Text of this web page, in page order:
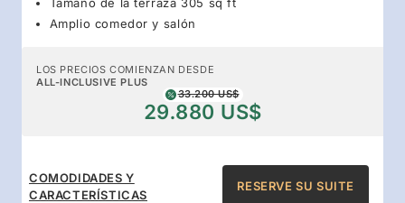
Amplio comedor y salón
LOS PRECIOS COMIENZAN DESDE
ALL-INCLUSIVE PLUS
33.200 US$
29.880 US$
COMODIDADES Y
CARACTERÍSTICAS
RESERVE SU SUITE